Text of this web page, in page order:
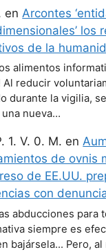
en Arcontes
los
de la
alimentos
Al reducir
durante la vigilia,
una nueva…
1. V. 0. M. en
de ovnis
de EE.UU.
con
abducciones para
siempre es
bajársela... Pero,